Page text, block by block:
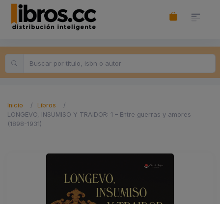
Inicio
Libros
LONGEVO, INSUMISO Y TRAIDOR: 1 – Entre guerras y amores
(1898-1931)